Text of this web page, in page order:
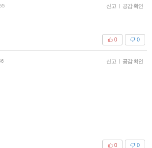
신고 | 공감 확인
0
0
신고 | 공감 확인
0
0